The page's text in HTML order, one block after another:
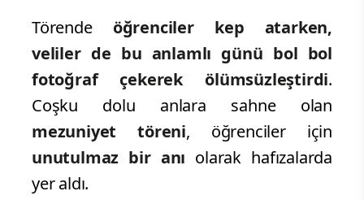
Törende öğrenciler kep atarken,
veliler de bu anlamlı günü bol bol
fotoğraf çekerek ölümsüzleştirdi.
Coşku dolu anlara sahne olan
mezuniyet töreni, öğrenciler için
unutulmaz bir anı olarak hafızalarda
yer aldı.